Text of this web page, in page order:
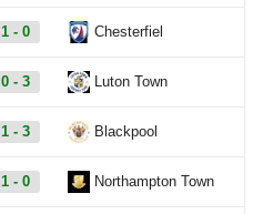
1 - 0 Chesterfiel
0 - 3 Luton Town
1 - 3 Blackpool
1 - 0 Northampton Town